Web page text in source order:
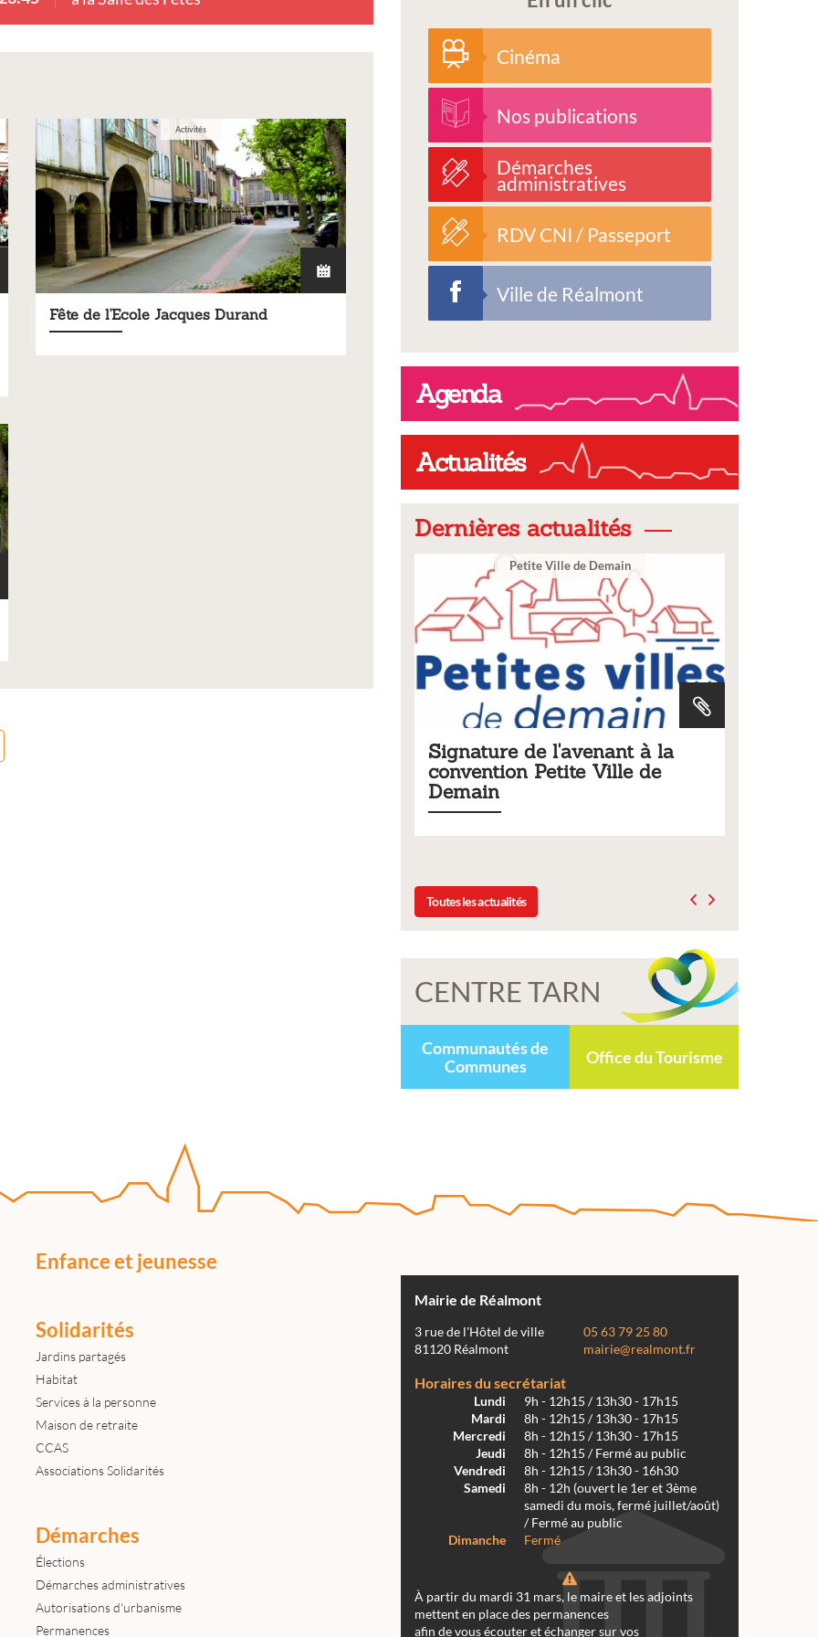
Activités
Fête de l'Ecole Jacques Durand
Cinéma
Nos publications
Démarches
administratives
RDV CNI / Passeport
Ville de Réalmont
Agenda
Actualités
Dernières actualités
2026 -
Signature de l'avenant à la
convention Petite Ville de
Tarifs 2026 des services
municipaux
Toutes les actualités
CENTRE TARN
Communautés de
Communes
Office du Tourisme
Enfance et jeunesse
Solidarités
Jardins partagés
Habitat
Services à la personne
Maison de retraite
CCAS
Associations Solidarités
Démarches
Élections
Démarches administratives
Autorisations d'urbanisme
Permanences
Mairie de Réalmont
3 rue de l'Hôtel de ville
81120 Réalmont
05 63 79 25 80
mairie@realmont.fr
Horaires du secrétariat
Lundi
9h - 12h15 / 13h30 - 17h15
Mardi
8h - 12h15 / 13h30 - 17h15
Mercredi
8h - 12h15 / 13h30 - 17h15
Jeudi
8h - 12h15 / Fermé au public
Vendredi
8h - 12h15 / 13h30 - 16h30
Samedi
8h - 12h (ouvert le 1er et 3ème
samedi du mois, fermé juillet/août)
/ Fermé au public
Dimanche
Fermé
À partir du mardi 31 mars, le maire et les adjoints
mettent en place des permanences
afin de vous écouter et échanger sur vos